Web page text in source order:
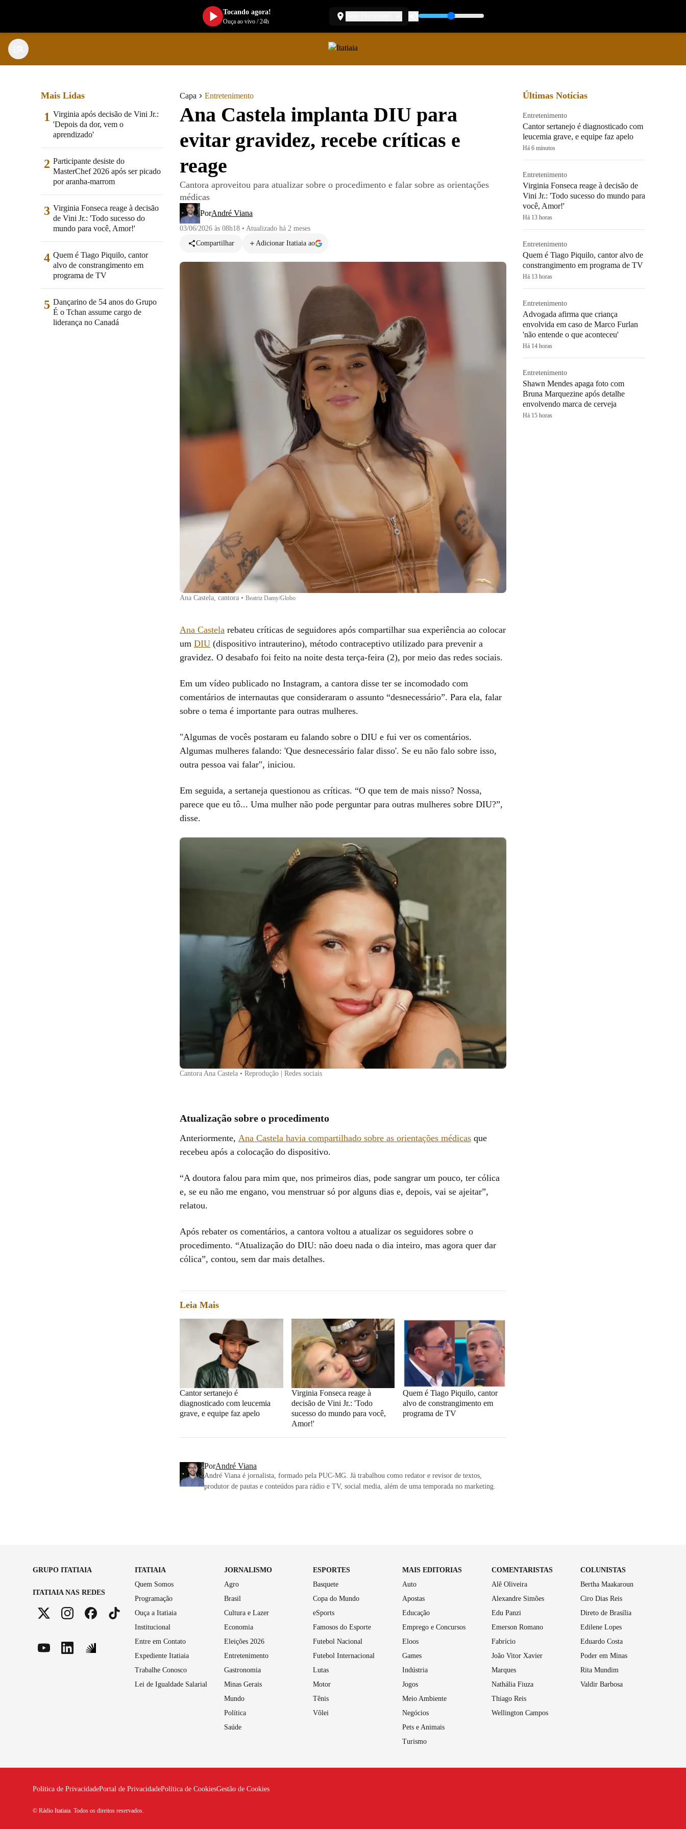
Capa Entretenimento
Ana Castela implanta DIU para
evitar gravidez, recebe críticas e
reage
Cantora aproveitou para atualizar sobre o procedimento e falar sobre as orientações
médicas
PorAndré Viana
03/06/2026 às 08h18 • Atualizado há 2 meses
Compartilhar
Adicionar Itatiaia ao
Ana Castela, cantora • Beatriz Damy/Globo
Ana Castela rebateu críticas de seguidores após compartilhar sua experiência ao colocar
um DIU (dispositivo intrauterino), método contraceptivo utilizado para prevenir a
gravidez. O desabafo foi feito na noite desta terça-feira (2), por meio das redes sociais.
Em um vídeo publicado no Instagram, a cantora disse ter se incomodado com
comentários de internautas que consideraram o assunto “desnecessário”. Para ela, falar
sobre o tema é importante para outras mulheres.
"Algumas de vocês postaram eu falando sobre o DIU e fui ver os comentários.
Algumas mulheres falando: 'Que desnecessário falar disso'. Se eu não falo sobre isso,
outra pessoa vai falar", iniciou.
Em seguida, a sertaneja questionou as críticas. “O que tem de mais nisso? Nossa,
parece que eu tô... Uma mulher não pode perguntar para outras mulheres sobre DIU?”,
disse.
Cantora Ana Castela • Reprodução | Redes sociais
Atualização sobre o procedimento
Anteriormente, Ana Castela havia compartilhado sobre as orientações médicas que
recebeu após a colocação do dispositivo.
“A doutora falou para mim que, nos primeiros dias, pode sangrar um pouco, ter cólica
e, se eu não me engano, vou menstruar só por alguns dias e, depois, vai se ajeitar”,
relatou.
Após rebater os comentários, a cantora voltou a atualizar os seguidores sobre o
procedimento. “Atualização do DIU: não doeu nada o dia inteiro, mas agora quer dar
cólica”, contou, sem dar mais detalhes.
Leia Mais
Cantor sertanejo é
diagnosticado com leucemia
grave, e equipe faz apelo
Virginia Fonseca reage à
decisão de Vini Jr.: 'Todo
sucesso do mundo para você,
Amor!'
Quem é Tiago Piquilo, cantor
alvo de constrangimento em
programa de TV
PorAndré Viana
André Viana é jornalista, formado pela PUC-MG. Já trabalhou como redator e revisor de textos,
produtor de pautas e conteúdos para rádio e TV, social media, além de uma temporada no marketing.
Mais Lidas
1 Virginia após decisão de Vini Jr.:
'Depois da dor, vem o
aprendizado'
2 Participante desiste do
MasterChef 2026 após ser picado
por aranha-marrom
3 Virginia Fonseca reage à decisão
de Vini Jr.: 'Todo sucesso do
mundo para você, Amor!'
4 Quem é Tiago Piquilo, cantor
alvo de constrangimento em
programa de TV
5 Dançarino de 54 anos do Grupo
É o Tchan assume cargo de
liderança no Canadá
Últimas Notícias
Entretenimento
Cantor sertanejo é diagnosticado com
leucemia grave, e equipe faz apelo
Há 6 minutos
Entretenimento
Virginia Fonseca reage à decisão de
Vini Jr.: 'Todo sucesso do mundo para
você, Amor!'
Há 13 horas
Entretenimento
Quem é Tiago Piquilo, cantor alvo de
constrangimento em programa de TV
Há 13 horas
Entretenimento
Advogada afirma que criança
envolvida em caso de Marco Furlan
'não entende o que aconteceu'
Há 14 horas
Entretenimento
Shawn Mendes apaga foto com
Bruna Marquezine após detalhe
envolvendo marca de cerveja
Há 15 horas
GRUPO ITATIAIA
ITATIAIA NAS REDES
ITATIAIA
Quem Somos
Programação
Ouça a Itatiaia
Institucional
Entre em Contato
Expediente Itatiaia
Trabalhe Conosco
Lei de Igualdade Salarial
JORNALISMO
Agro
Brasil
Cultura e Lazer
Economia
Eleições 2026
Entretenimento
Gastronomia
Minas Gerais
Mundo
Política
Saúde
ESPORTES
Basquete
Copa do Mundo
eSports
Famosos do Esporte
Futebol Nacional
Futebol Internacional
Lutas
Motor
Tênis
Vôlei
MAIS EDITORIAS
Auto
Apostas
Educação
Emprego e Concursos
Eloos
Games
Indústria
Jogos
Meio Ambiente
Negócios
Pets e Animais
Turismo
COMENTARISTAS
Alê Oliveira
Alexandre Simões
Edu Panzi
Emerson Romano
Fabrício
João Vitor Xavier
Marques
Nathália Fiuza
Thiago Reis
Wellington Campos
COLUNISTAS
Bertha Maakaroun
Ciro Dias Reis
Direto de Brasília
Edilene Lopes
Eduardo Costa
Poder em Minas
Rita Mundim
Valdir Barbosa
Política de PrivacidadePortal de PrivacidadePolítica de CookiesGestão de Cookies
© Rádio Itatiaia. Todos os direitos reservados.
Tocando agora!
Ouça ao vivo/24h